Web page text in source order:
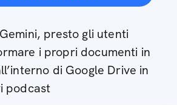
presto gli utenti
i propri documenti in
di Google Drive in
podcast